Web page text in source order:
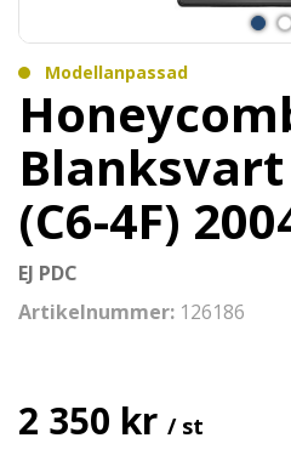
Modellanpassad
(C6-4F)
EJ PDC
Artikelnummer: 126186
2 350 kr / st